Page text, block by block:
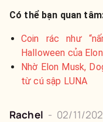
Có thể bạn quan
Coin rác như
Halloween của
Nhờ Elon Musk,
từ cú sập LUNA
Rachel - 02/11/